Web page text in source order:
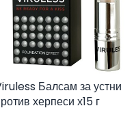
Балсам за устни
херпеси х15 г